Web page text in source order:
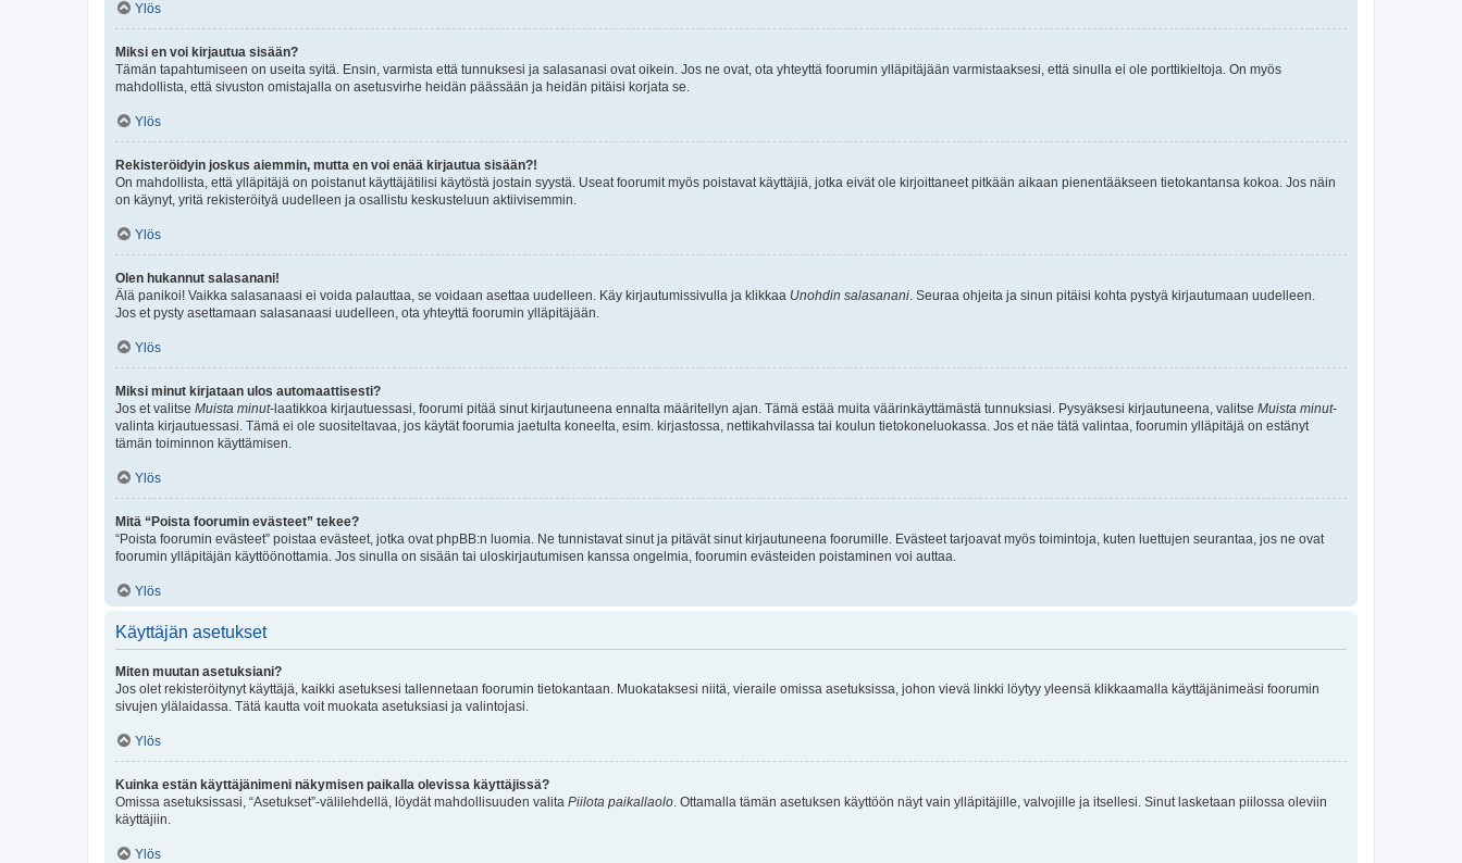
Ylös
Miksi en voi kirjautua sisään?
Tämän tapahtumiseen on useita syitä. Ensin, varmista että tunnuksesi ja salasanasi ovat oikein. Jos ne ovat, ota yhteyttä foorumin ylläpitäjään varmistaaksesi, että sinulla ei ole porttikieltoja. On myös
mahdollista, että sivuston omistajalla on asetusvirhe heidän päässään ja heidän pitäisi korjata se.
Ylös
Rekisteröidyin joskus aiemmin, mutta en voi enää kirjautua sisään?!
On mahdollista, että ylläpitäjä on poistanut käyttäjätilisi käytöstä jostain syystä. Useat foorumit myös poistavat käyttäjiä, jotka eivät ole kirjoittaneet pitkään aikaan pienentääkseen tietokantansa kokoa. Jos näin
on käynyt, yritä rekisteröityä uudelleen ja osallistu keskusteluun aktiivisemmin.
Ylös
Olen hukannut salasanani!
Älä panikoi! Vaikka salasanaasi ei voida palauttaa, se voidaan asettaa uudelleen. Käy kirjautumissivulla ja klikkaa Unohdin salasanani. Seuraa ohjeita ja sinun pitäisi kohta pystyä kirjautumaan uudelleen.
Jos et pysty asettamaan salasanaasi uudelleen, ota yhteyttä foorumin ylläpitäjään.
Ylös
Miksi minut kirjataan ulos automaattisesti?
Jos et valitse Muista minut-laatikkoa kirjautuessasi, foorumi pitää sinut kirjautuneena ennalta määritellyn ajan. Tämä estää muita väärinkäyttämästä tunnuksiasi. Pysyäksesi kirjautuneena, valitse Muista minut-
valinta kirjautuessasi. Tämä ei ole suositeltavaa, jos käytät foorumia jaetulta koneelta, esim. kirjastossa, nettikahvilassa tai koulun tietokoneluokassa. Jos et näe tätä valintaa, foorumin ylläpitäjä on estänyt
tämän toiminnon käyttämisen.
Ylös
Mitä “Poista foorumin evästeet” tekee?
“Poista foorumin evästeet” poistaa evästeet, jotka ovat phpBB:n luomia. Ne tunnistavat sinut ja pitävät sinut kirjautuneena foorumille. Evästeet tarjoavat myös toimintoja, kuten luettujen seurantaa, jos ne ovat
foorumin ylläpitäjän käyttöönottamia. Jos sinulla on sisään tai uloskirjautumisen kanssa ongelmia, foorumin evästeiden poistaminen voi auttaa.
Ylös
Käyttäjän asetukset
Miten muutan asetuksiani?
Jos olet rekisteröitynyt käyttäjä, kaikki asetuksesi tallennetaan foorumin tietokantaan. Muokataksesi niitä, vieraile omissa asetuksissa, johon vievä linkki löytyy yleensä klikkaamalla käyttäjänimeäsi foorumin
sivujen ylälaidassa. Tätä kautta voit muokata asetuksiasi ja valintojasi.
Ylös
Kuinka estän käyttäjänimeni näkymisen paikalla olevissa käyttäjissä?
Omissa asetuksissasi, “Asetukset”-välilehdellä, löydät mahdollisuuden valita Piilota paikallaolo. Ottamalla tämän asetuksen käyttöön näyt vain ylläpitäjille, valvojille ja itsellesi. Sinut lasketaan piilossa oleviin
käyttäjiin.
Ylös